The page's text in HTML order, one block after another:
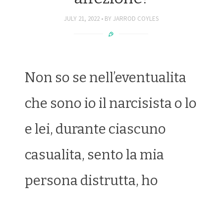
JULY 21, 2022 BY JARROD COYLES
Non so se nell’eventualita
che sono io il narcisista o lo
e lei, durante ciascuno
casualita, sento la mia
persona distrutta, ho